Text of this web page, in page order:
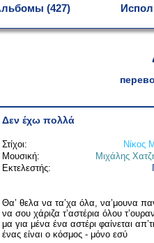
(427)
Δεν έχω πολλά
Στίχοι:
Νίκος
Μουσική:
Μιχάλης
Εκτελεστής:
Θα’ θελα να τα’χα όλα, να’μουνα
να σου χάριζα τ’αστέρια όλου
μα για μένα ένα αστέρι φαίνεται
ένας είναι ο κόσμος - μόνο εσύ